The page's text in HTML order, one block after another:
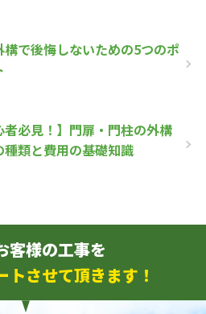
構で後悔しないための5つのポ
者必見！】門扉・門柱の外構
種類と費用の基礎知識
客様の工事を
トさせて頂きます！